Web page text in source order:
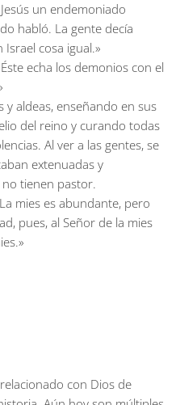
un endemoniado
habló. La gente decía
cosa igual.»
echa los demonios con el
y aldeas, enseñando en sus
del reino y curando todas
Al ver a las gentes, se
extenuadas y
tienen pastor.
mies es abundante, pero
pues, al Señor de la mies
con Dios de